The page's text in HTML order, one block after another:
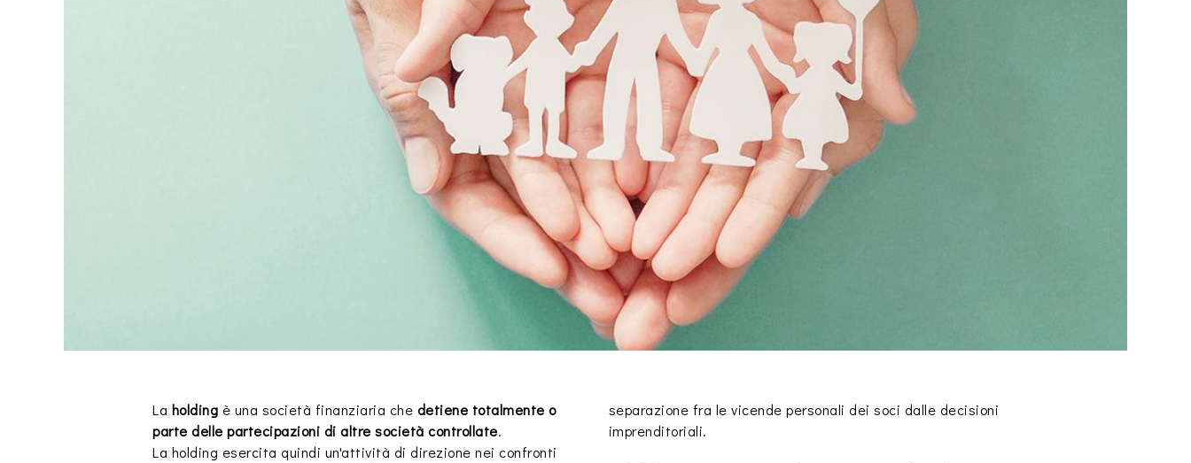
La holding è una società finanziaria che detiene totalmente o
parte delle partecipazioni di altre società controllate.
La holding esercita quindi un'attività di direzione nei confronti
separazione fra le vicende personali dei soci dalle decisioni
imprenditoriali.